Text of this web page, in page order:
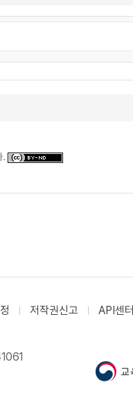
.
저작권신고 API센터